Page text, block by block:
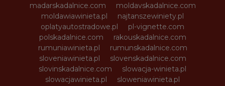
madarskadalnice.com
moldavskadalnice.com
moldawiawinieta.pl
najtanszewiniety.pl
oplatyautostradowe.pl
pl-vignette.com
polskadalnice.com
rakouskadalnice.com
rumuniawinieta.pl
rumunskadalnice.com
sloveniawinieta.pl
slovenskadalnice.com
slovinskadalnice.com
slowacja-winieta.pl
slowacjawinieta.pl
sloweniawinieta.pl